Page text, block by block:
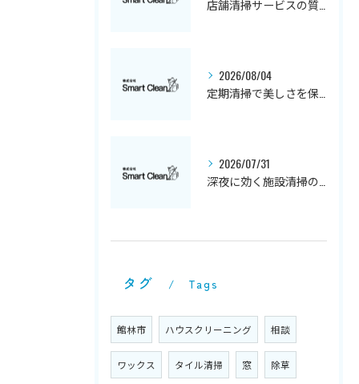
2026/08/04
2026/07/31
タグ Tags
館林市 ハウスクリーニング 相談
ワックス タイル清掃 窓 除草